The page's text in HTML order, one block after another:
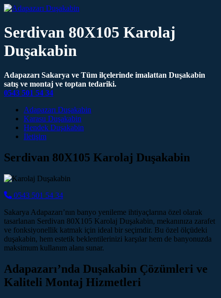
Serdivan 80X105 Karolaj
Duşakabin
Adapazarı Sakarya ve Tüm ilçelerinde imalattan Duşakabin
satış ve montaj ve toptan tedariki.
0543 501 54 34
Main Navigation
Adapazarı Duşakabin
Karasu Duşakabin
Hendek Duşakabin
İletişim
Serdivan 80X105 Karolaj Duşakabin
0543 501 54 34
Sakarya Adapazarı’nın banyo yenileme ihtiyaçlarına özel olarak
tasarlanan Serdivan 80X105 Karolaj Duşakabin, mekanınıza zarafet
ve fonksiyonellik katmak için ideal bir seçimdir. Bu özel ölçüdeki
duşakabin, hem estetik beklentilerinizi karşılar hem de banyonuzda
maksimum kullanım alanı sunar.
Adapazarı’nda Duşakabin Çözümleri ve
Kaliteli Montaj Hizmetleri